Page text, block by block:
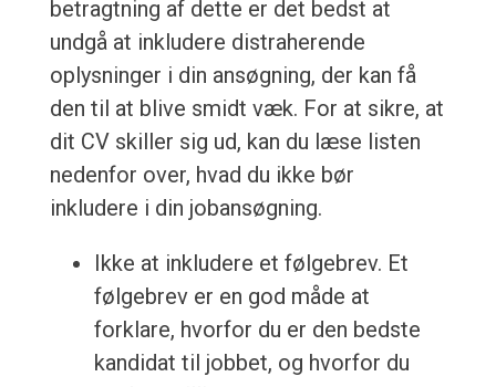
betragtning af dette er det bedst at
undgå at inkludere distraherende
oplysninger i din ansøgning, der kan få
den til at blive smidt væk. For at sikre, at
dit CV skiller sig ud, kan du læse listen
nedenfor over, hvad du ikke bør
inkludere i din jobansøgning.
Ikke at inkludere et følgebrev. Et
følgebrev er en god måde at
forklare, hvorfor du er den bedste
kandidat til jobbet, og hvorfor du